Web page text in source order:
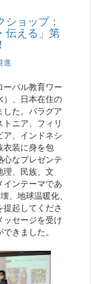
ショップ：
伝える」第
進
ーバル教育ワー
）、日本在住の
した。パラグア
ニア、フィリ
ア、インドネシ
衣装に身を包
心なプレゼンテ
理、民族、文
インテーマであ
、地球温暖化、
起してくださ
ッセージを受け
きました。